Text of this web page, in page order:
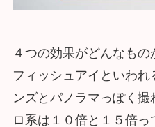
４つの効果がどんなも
フィッシュアイといわ
ンズとパノラマっぽく
ロ系は１０倍と１５倍